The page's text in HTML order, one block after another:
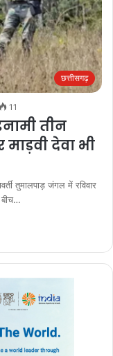
छत्तीसगढ़
11
तीन
देवा भी
तुमालपाड़ जंगल में रविवार
बीच…